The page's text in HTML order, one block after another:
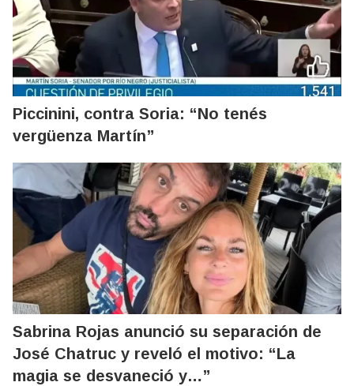
Piccinini, contra Soria: “No tenés
vergüenza Martín”
Sabrina Rojas anunció su separación de
José Chatruc y reveló el motivo: “La
magia se desvaneció y…”